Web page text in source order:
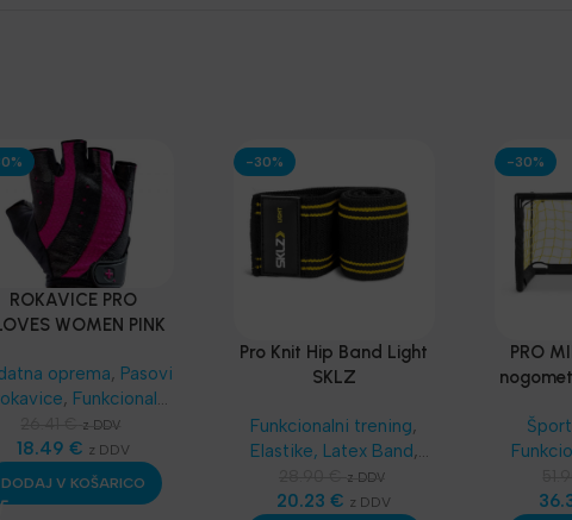
ROKAVICE PRO
WOMEN PINK
oprema, Pasovi
, Funkcionalni
,SKLZ
Funkcionalni trening
Najnovejša oprema
z DDV
18.49 € z DDV
DODAJ V KOŠARICO
-30%
Pro Knit Hip Band Light
SKLZ
Funkcionalni trening,
Elastike, Latex Band,
SKLZ Funkcionalni
trening,Aerobika in
z DDV
20.23€ z DDV
-30%
PRO
Šport